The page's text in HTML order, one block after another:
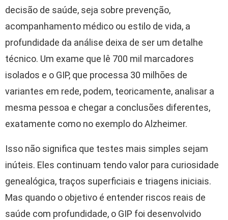
decisão de saúde, seja sobre prevenção,
acompanhamento médico ou estilo de vida, a
profundidade da análise deixa de ser um detalhe
técnico. Um exame que lê 700 mil marcadores
isolados e o GIP, que processa 30 milhões de
variantes em rede, podem, teoricamente, analisar a
mesma pessoa e chegar a conclusões diferentes,
exatamente como no exemplo do Alzheimer.
Isso não significa que testes mais simples sejam
inúteis. Eles continuam tendo valor para curiosidade
genealógica, traços superficiais e triagens iniciais.
Mas quando o objetivo é entender riscos reais de
saúde com profundidade, o GIP foi desenvolvido